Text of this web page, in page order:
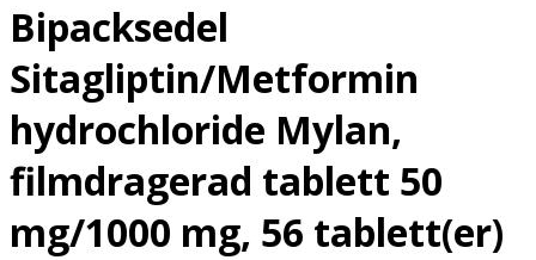
Bipacksedel
Sitagliptin/Metformin
hydrochloride Mylan,
filmdragerad tablett 50
mg/1000 mg, 56 tablett(er)